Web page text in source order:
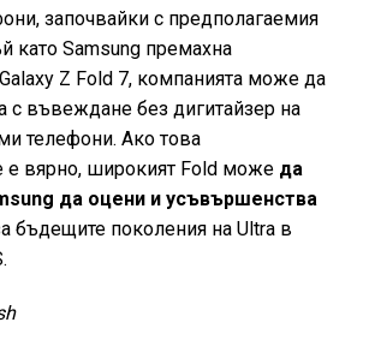
започвайки с предполагаемия
като Samsung премахна
Z Fold 7, компанията може да
с въвеждане без дигитайзер на
телефони. Ако това
е вярно, широкият Fold можеда
да оцени и усъвършенства
бъдещите поколения на Ultra в